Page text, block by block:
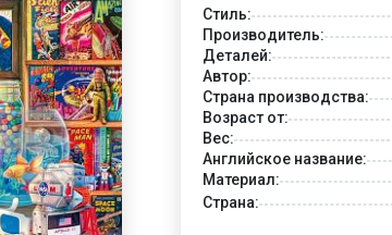
Стиль:
Производитель:
Деталей:
Автор:
Страна производства:
Возраст от:
Вес:
Английское название:
Материал:
Страна: